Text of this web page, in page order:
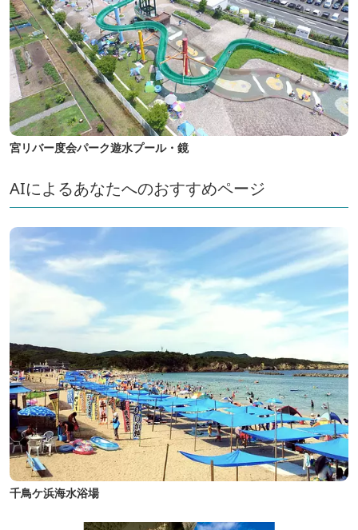
宮リバー度会パーク遊水プール・鏡
AIによるあなたへのおすすめページ
千鳥ケ浜海水浴場